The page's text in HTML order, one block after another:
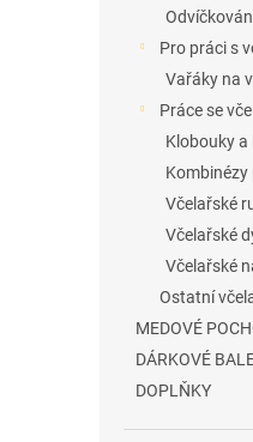
Pro práci s
Vařáky na
Práce se
Klobouky a
Kombinézy
Včelařské
Včelařské
Včelařské
Ostatní
MEDOVÉ
DÁRKOVÉ
DOPLŇKY